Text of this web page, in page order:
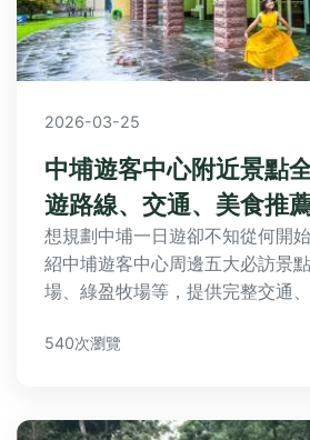
2026-03-25
中埔遊客中心附近景點
遊路線、交通、美食推
想規劃中埔一日遊卻不知從何開
紹中埔遊客中心周邊五大必訪景
場、綠盈牧場等，提供完整交通
540次瀏覽